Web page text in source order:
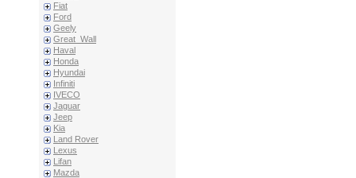
Fiat
Ford
Geely
Great_Wall
Haval
Honda
Hyundai
Infiniti
IVECO
Jaguar
Jeep
Kia
Land Rover
Lexus
Lifan
Mazda